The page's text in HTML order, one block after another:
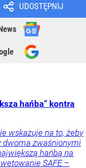
UDOSTĘPNIJ
hańba” kontra
wskazuje na to, żeby
dwoma zwaśnionymi
hańbą na
SAFE –